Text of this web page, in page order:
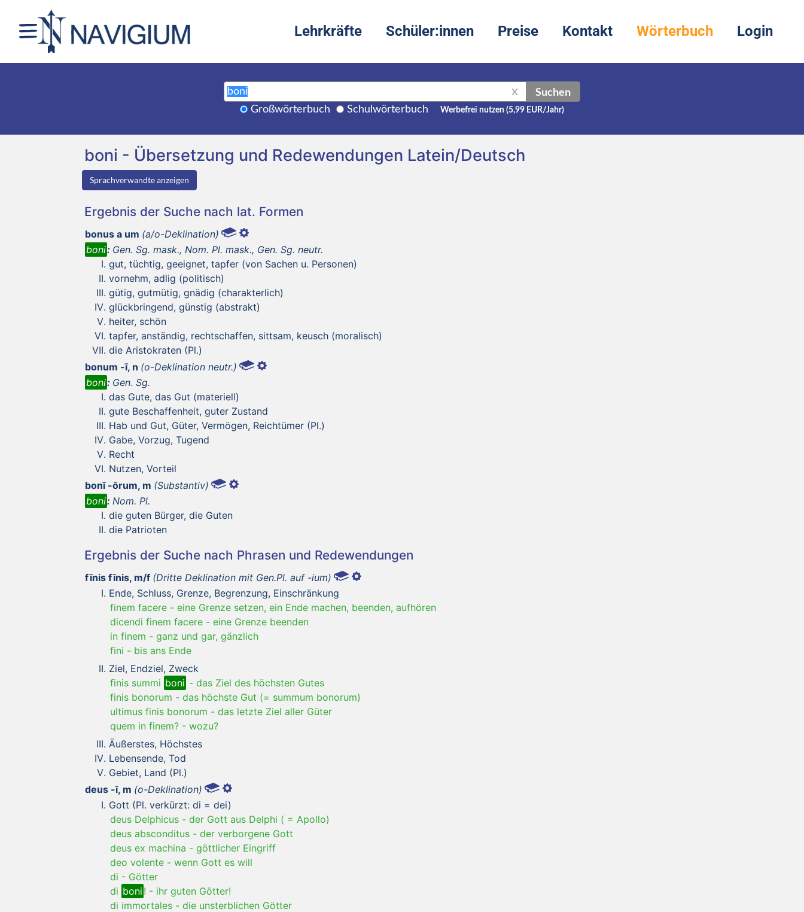
Lehrkräfte Schüler:innen Preise Kontakt Wörterbuch Login
X Suchen
Großwörterbuch Schulwörterbuch Werbefrei nutzen (5,99 EUR/Jahr)
boni - Übersetzung und Redewendungen Latein/Deutsch
Sprachverwandte anzeigen
Ergebnis der Suche nach lat. Formen
bonus a um (a/o-Deklination)
boni: Gen. Sg. mask., Nom. Pl. mask., Gen. Sg. neutr.
gut, tüchtig, geeignet, tapfer (von Sachen u. Personen)
vornehm, adlig (politisch)
gütig, gutmütig, gnädig (charakterlich)
glückbringend, günstig (abstrakt)
heiter, schön
tapfer, anständig, rechtschaffen, sittsam, keusch (moralisch)
die Aristokraten (Pl.)
bonum -ī, n (o-Deklination neutr.)
boni: Gen. Sg.
das Gute, das Gut (materiell)
gute Beschaffenheit, guter Zustand
Hab und Gut, Güter, Vermögen, Reichtümer (Pl.)
Gabe, Vorzug, Tugend
Recht
Nutzen, Vorteil
bonī -ōrum, m (Substantiv)
boni: Nom. Pl.
die guten Bürger, die Guten
die Patrioten
Ergebnis der Suche nach Phrasen und Redewendungen
fīnis fīnis, m/f (Dritte Deklination mit Gen.Pl. auf -ium)
Ende, Schluss, Grenze, Begrenzung, Einschränkung
finem facere - eine Grenze setzen, ein Ende machen, beenden, aufhören
dicendi finem facere - eine Grenze beenden
in finem - ganz und gar, gänzlich
fini - bis ans Ende
Ziel, Endziel, Zweck
finis summi boni - das Ziel des höchsten Gutes
finis bonorum - das höchste Gut (= summum bonorum)
ultimus finis bonorum - das letzte Ziel aller Güter
quem in finem? - wozu?
Äußerstes, Höchstes
Lebensende, Tod
Gebiet, Land (Pl.)
deus -ī, m (o-Deklination)
Gott (Pl. verkürzt: di = dei)
deus Delphicus - der Gott aus Delphi ( = Apollo)
deus absconditus - der verborgene Gott
deus ex machina - göttlicher Eingriff
deo volente - wenn Gott es will
di - Götter
di boni ! - ihr guten Götter!
di immortales - die unsterblichen Götter